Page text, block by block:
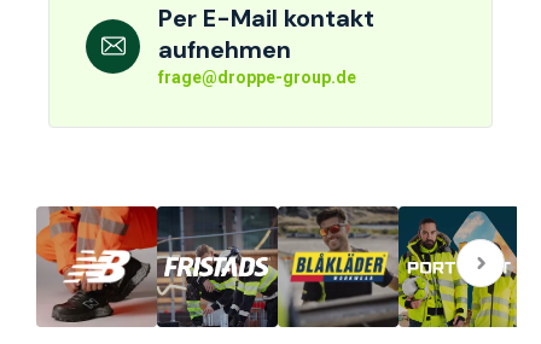
Per E-Mail kontakt
aufnehmen
frage@droppe-group.de